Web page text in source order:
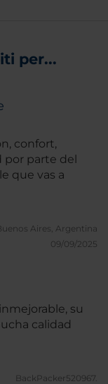
per...
confort,
por parte del
que vas a
Aires, Argentina
09/09/2025
calidad
BackPacker520967.